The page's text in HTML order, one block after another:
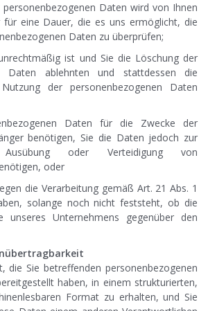
Daten wird von Ihnen
eine Dauer, die es uns ermöglicht, die
Daten zu überprüfen;
ist und Sie die Löschung der
Daten ablehnten und stattdessen die
der personenbezogenen Daten
Daten für die Zwecke der
benötigen, Sie die Daten jedoch zur
Ausübung oder Verteidigung von
oder
die Verarbeitung gemäß Art. 21 Abs. 1
solange noch nicht feststeht, ob die
unseres Unternehmens gegenüber den
die Sie betreffenden personenbezogenen
haben, in einem strukturierten,
Format zu erhalten, und Sie